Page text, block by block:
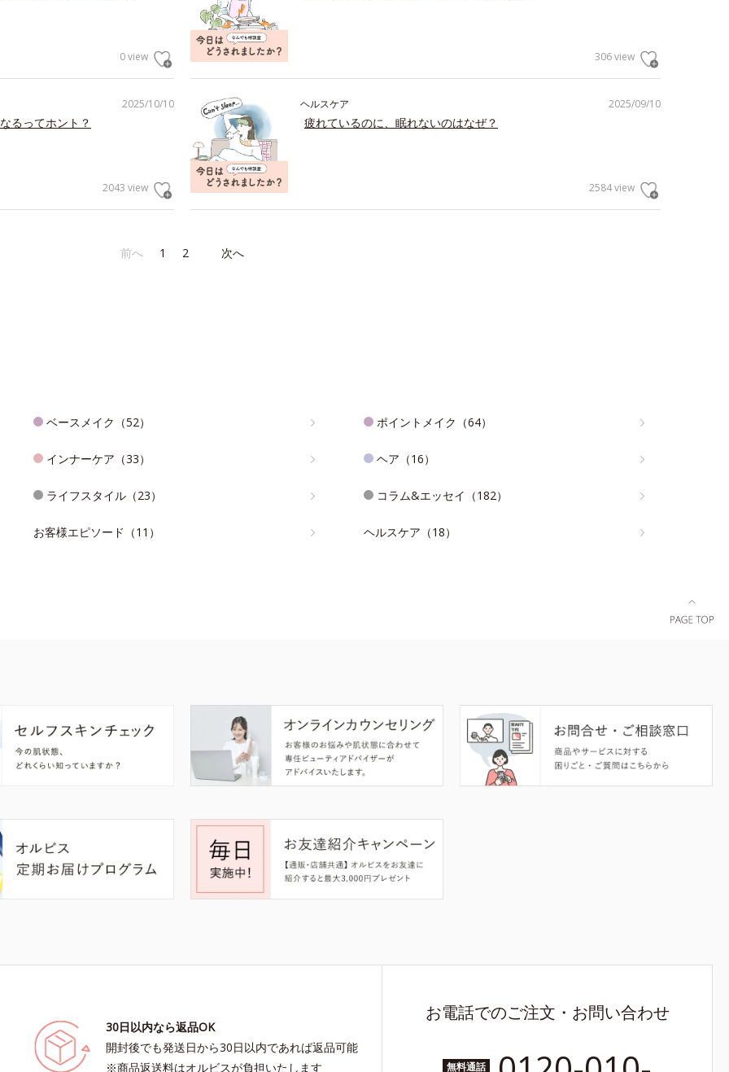
0 view 306 view
2025/10/10
るってホント？
2043 view
2025/09/10
ヘルスケア
疲れているのに、眠れないのはなぜ？
2584 view
前へ 1 2 次へ
ベースメイク（52） ポイントメイク（64）
インナーケア（33） ヘア（16）
ライフスタイル（23） コラム&エッセイ（182）
お客様エピソード（11） ヘルスケア（18）
30日以内なら返品OK
開封後でも発送日から30日以内であれば返品可能
※商品返送料はオルビスが負担いたします
お電話でのご注文・お問い合わせ
無料通話